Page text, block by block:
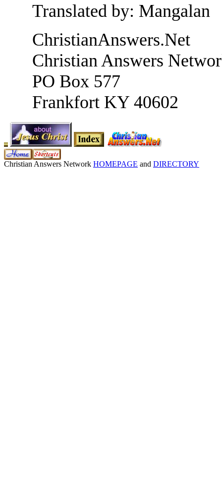
Translated by: Mangalan
ChristianAnswers.Net
Christian Answers
PO Box 577
Frankfort KY 40602
Christian Answers Network HOMEPAGE and DIRECTORY